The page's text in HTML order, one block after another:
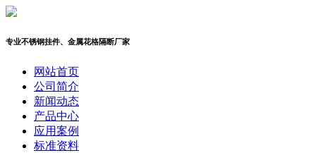
专业不锈钢挂件、金属花格隔断厂家
网站首页
公司简介
新闻动态
产品中心
应用案例
标准资料